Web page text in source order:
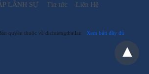
LÃNH SỰ Tin tức Liên Hệ
quyền thuộc về dichtiengthailan Xem bản đầy đủ